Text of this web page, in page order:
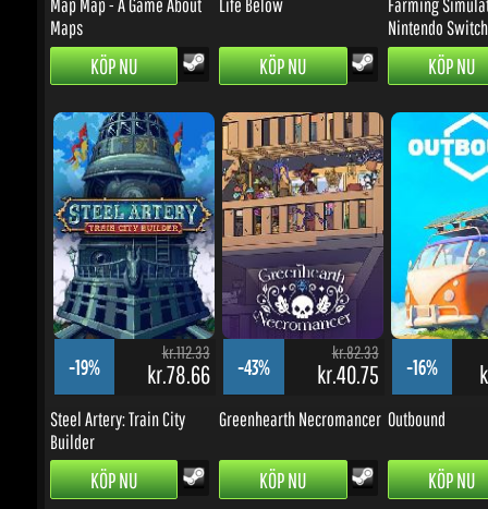
-19%
kr.112.33
kr.78.66
Steel Artery: Train City
Builder
KÖP NU
-43%
kr.82.33
kr.40.75
Greenhearth Necromancer
KÖP NU
-16%
Outbound
KÖP NU